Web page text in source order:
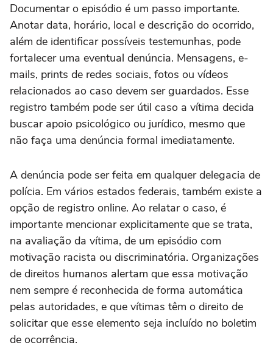
Documentar o episódio é um passo importante.
Anotar data, horário, local e descrição do ocorrido,
além de identificar possíveis testemunhas, pode
fortalecer uma eventual denúncia. Mensagens, e-
mails, prints de redes sociais, fotos ou vídeos
relacionados ao caso devem ser guardados. Esse
registro também pode ser útil caso a vítima decida
buscar apoio psicológico ou jurídico, mesmo que
não faça uma denúncia formal imediatamente.
A denúncia pode ser feita em qualquer delegacia de
polícia. Em vários estados federais, também existe a
opção de registro online. Ao relatar o caso, é
importante mencionar explicitamente que se trata,
na avaliação da vítima, de um episódio com
motivação racista ou discriminatória. Organizações
de direitos humanos alertam que essa motivação
nem sempre é reconhecida de forma automática
pelas autoridades, e que vítimas têm o direito de
solicitar que esse elemento seja incluído no boletim
de ocorrência.